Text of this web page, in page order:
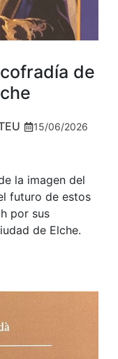
de
15/06/2026
la imagen del
futuro de estos
por sus
de Elche.